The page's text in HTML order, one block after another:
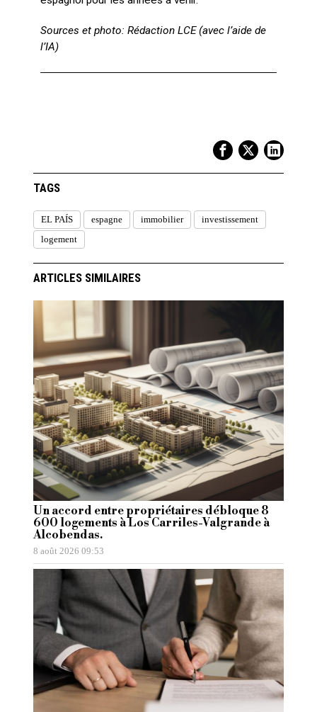
Sources et photo: Rédaction LCE (avec l’aide de
l’IA)
TAGS
EL PAÍS espagne immobilier
investissement
logement
ARTICLES SIMILAIRES
Un accord entre propriétaires débloque 8
600 logements à Los Carriles-Valgrande à
Alcobendas.
8 août 2026 09:53